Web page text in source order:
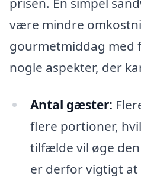
være mindre
gourmetmiddag med
nogle aspekter, der
Antal gæster:
flere portioner,
tilfælde vil øge
er derfor vigtigt at